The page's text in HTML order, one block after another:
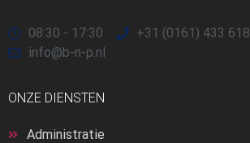
08:30 - 17:30
+31 (0161) 433 618
info@b-n-p.nl
ONZE DIENSTEN
Administratie